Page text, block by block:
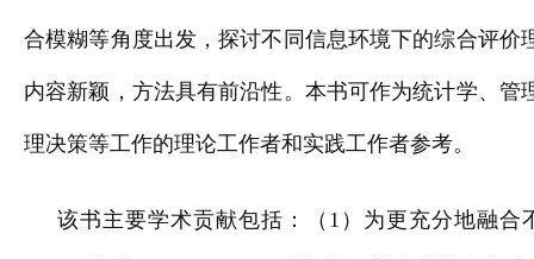
合模糊等角度出发，探讨不同信息环境下的综合评
内容新颖，方法具有前沿性。本书可作为统计学、
理决策等工作的理论工作者和实践工作者参考。
该书主要学术贡献包括：（1）为更充分地融合